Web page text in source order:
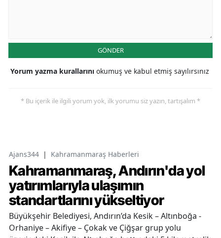
GÖNDER
Yorum yazma kurallarını okumuş ve kabul etmiş sayılırsınız
* Bu içerik ile ilgili yorum yok, ilk yorumu siz yazın, tartışalım *
Ajans344 | Kahramanmaraş Haberleri
Kahramanmaraş, Andırın'da yol
yatırımlarıyla ulaşımın
standartlarını yükseltiyor
Büyükşehir Belediyesi, Andırın’da Kesik – Altınboğa -
Orhaniye – Akifiye – Çokak ve Çiğşar grup yolu